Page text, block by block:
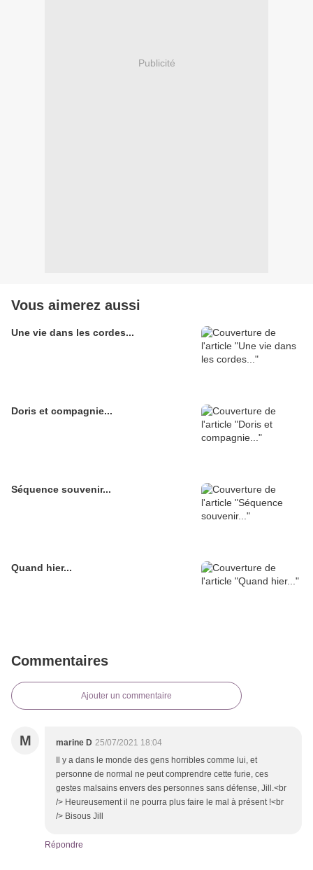
Publicité
Vous aimerez aussi
Une vie dans les cordes...
Doris et compagnie...
Séquence souvenir...
Quand hier...
Commentaires
Ajouter un commentaire
M marine D 25/07/2021 18:04
Il y a dans le monde des gens horribles comme lui, et
personne de normal ne peut comprendre cette furie, ces
gestes malsains envers des personnes sans défense, Jill.<br
/> Heureusement il ne pourra plus faire le mal à présent !<br
/> Bisous Jill
Répondre